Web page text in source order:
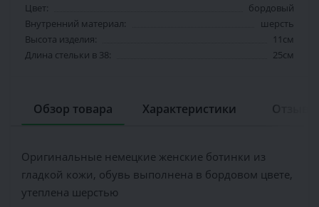
Цвет:
бордовый
Внутренний материал:
шерсть
Высота изделия:
11см
Длина стельки в 38:
25см
Обзор товара Характеристики
Оригинальные немецкие женские ботинки из
гладкой кожи, обувь выполнена в бордовом цвете,
утеплена шерстью